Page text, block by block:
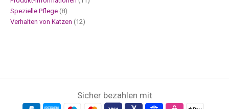
Spezielle Pflege (8)
Verhalten von Katzen (12)
Sicher bezahlen mit